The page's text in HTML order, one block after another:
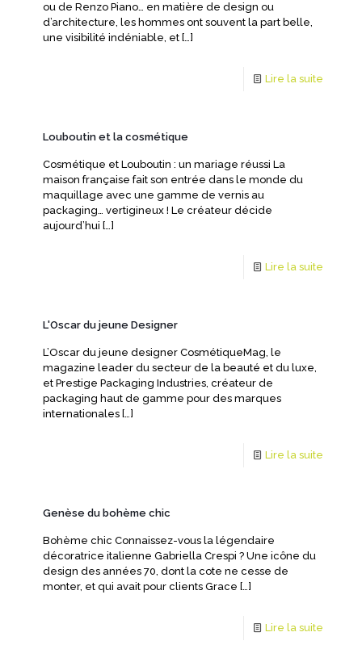
ou de Renzo Piano… en matière de design ou
d’architecture, les hommes ont souvent la part belle,
une visibilité indéniable, et […]
Lire la suite
Louboutin et la cosmétique
Cosmétique et Louboutin : un mariage réussi La
maison française fait son entrée dans le monde du
maquillage avec une gamme de vernis au
packaging… vertigineux ! Le créateur décide
aujourd’hui […]
Lire la suite
L'Oscar du jeune Designer
L’Oscar du jeune designer CosmétiqueMag, le
magazine leader du secteur de la beauté et du luxe,
et Prestige Packaging Industries, créateur de
packaging haut de gamme pour des marques
internationales […]
Lire la suite
Genèse du bohème chic
Bohème chic Connaissez-vous la légendaire
décoratrice italienne Gabriella Crespi ? Une icône du
design des années 70, dont la cote ne cesse de
monter, et qui avait pour clients Grace […]
Lire la suite